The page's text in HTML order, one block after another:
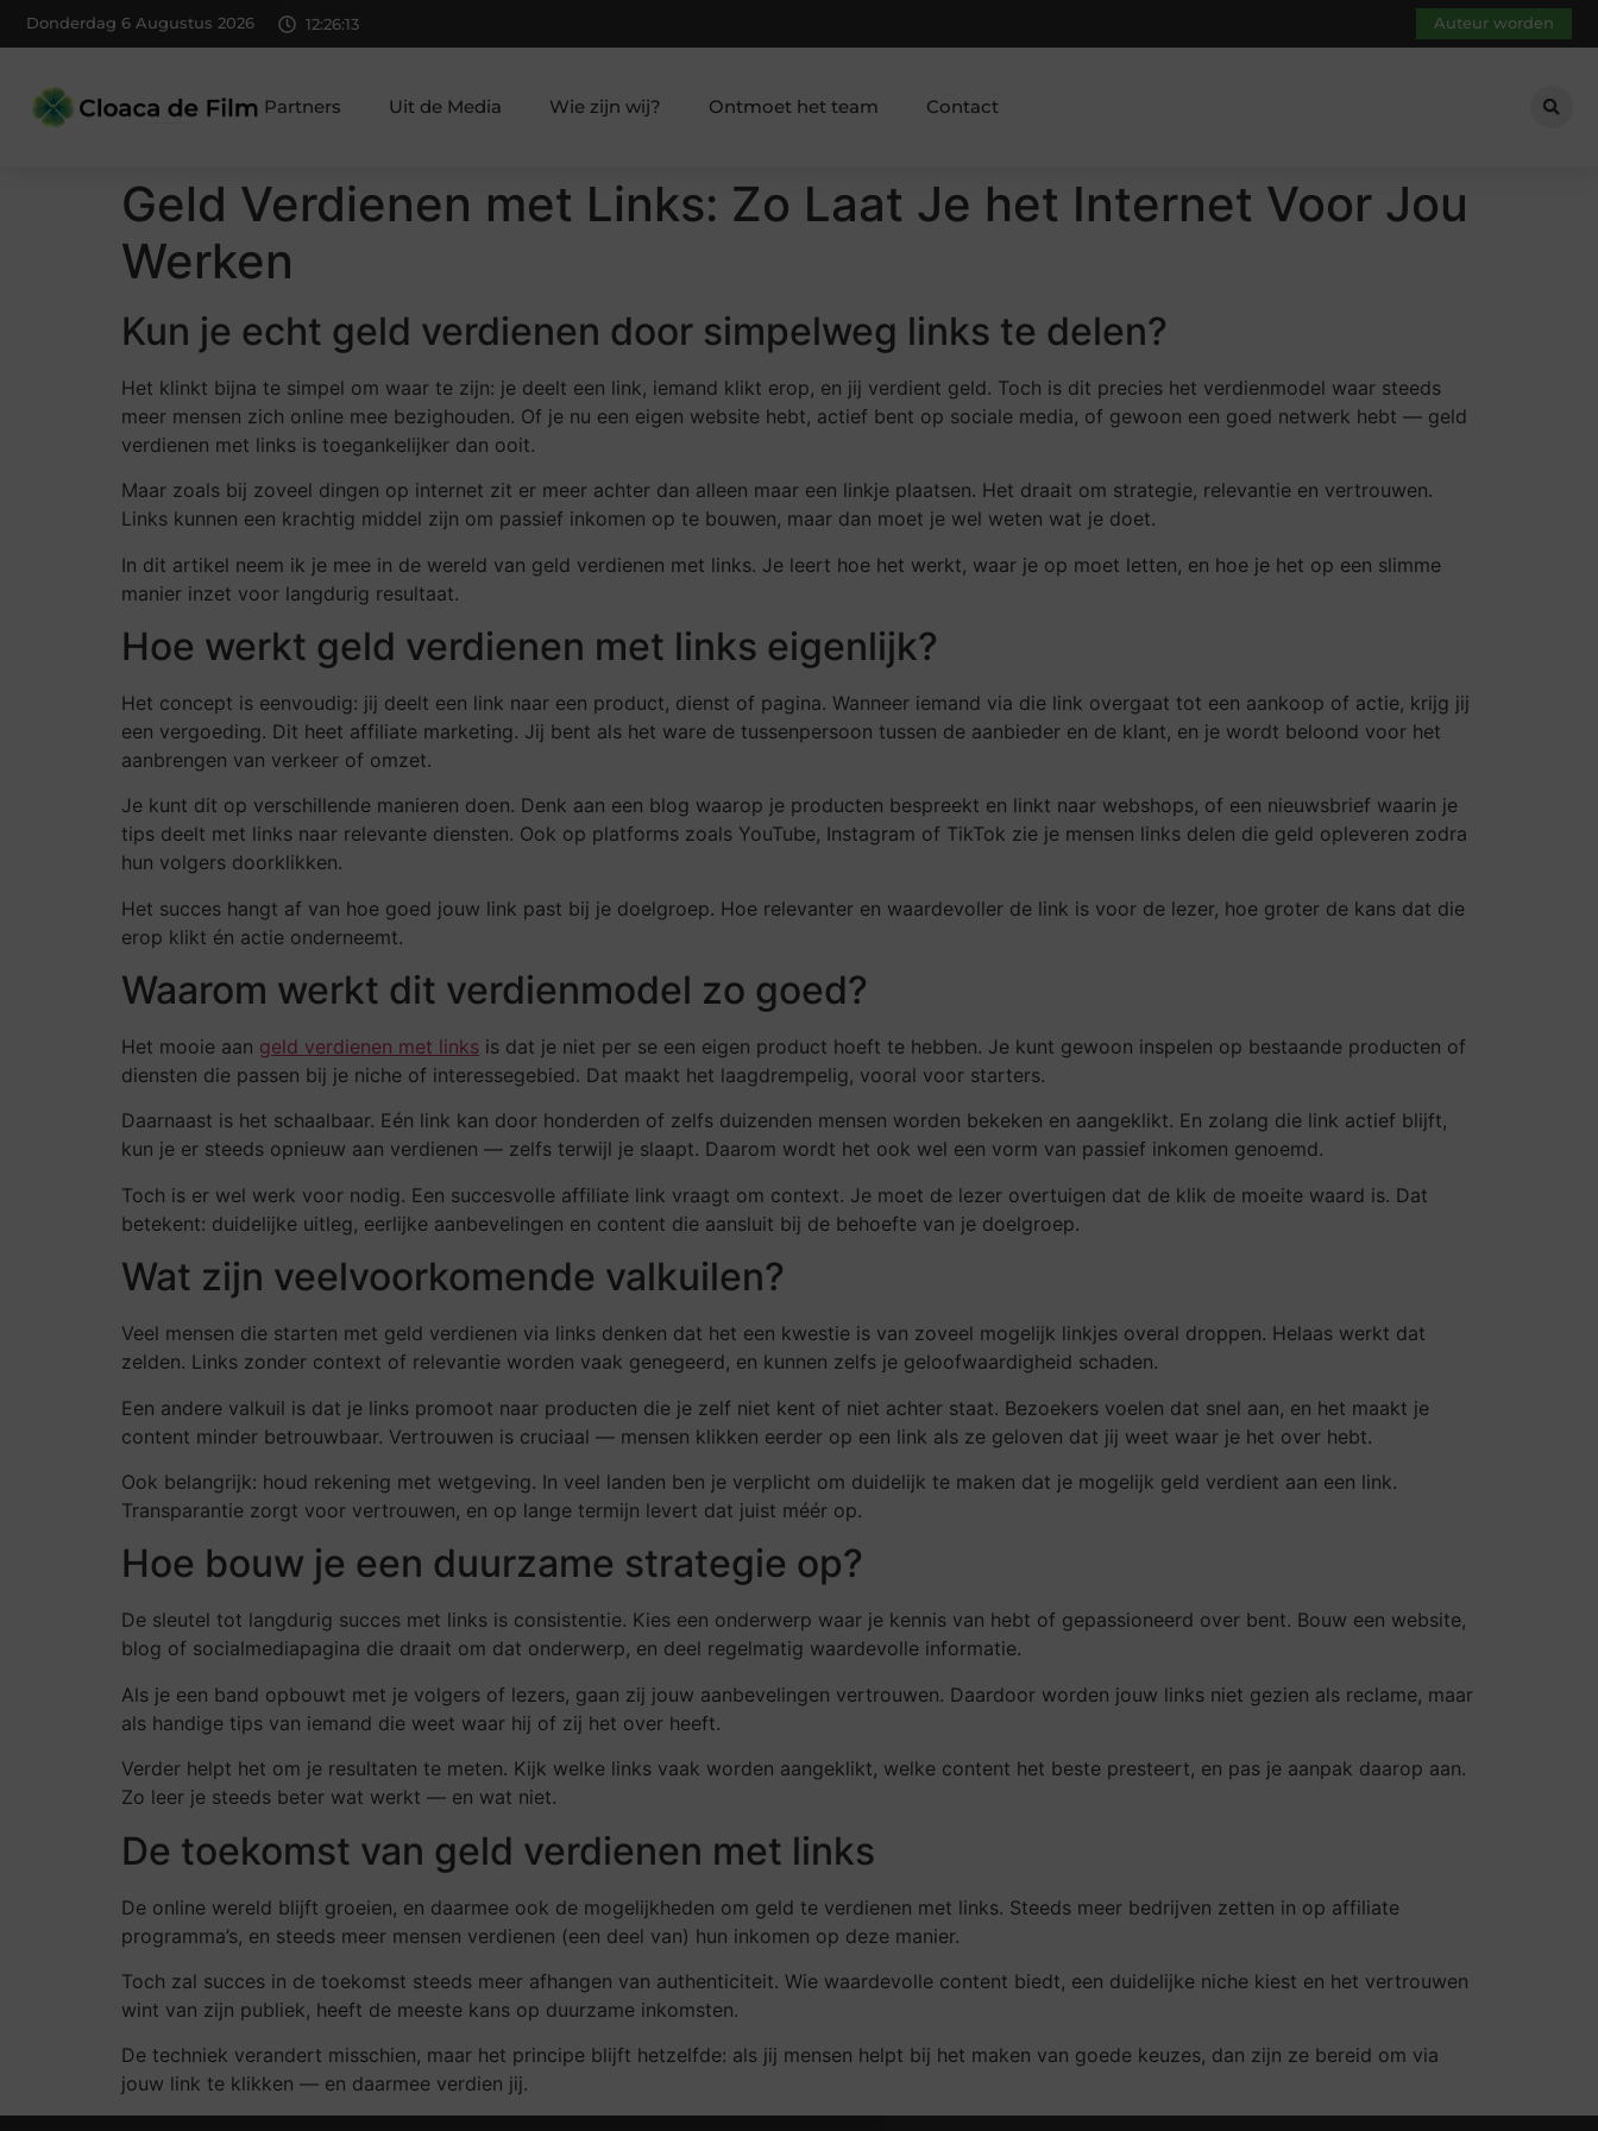
Donderdag 6 Augustus 2026 12:26:14 Auteur worden
Partners Uit de Media Wie zijn wij? Ontmoet het team Contact
Geld Verdienen met Links: Zo Laat Je het Internet Voor Jou
Werken
Kun je echt geld verdienen door simpelweg links te delen?
Het klinkt bijna te simpel om waar te zijn: je deelt een link, iemand klikt erop, en jij verdient geld. Toch is dit precies het verdienmodel waar steeds
meer mensen zich online mee bezighouden. Of je nu een eigen website hebt, actief bent op sociale media, of gewoon een goed netwerk hebt — geld
verdienen met links is toegankelijker dan ooit.
Maar zoals bij zoveel dingen op internet zit er meer achter dan alleen maar een linkje plaatsen. Het draait om strategie, relevantie en vertrouwen.
Links kunnen een krachtig middel zijn om passief inkomen op te bouwen, maar dan moet je wel weten wat je doet.
In dit artikel neem ik je mee in de wereld van geld verdienen met links. Je leert hoe het werkt, waar je op moet letten, en hoe je het op een slimme
manier inzet voor langdurig resultaat.
Hoe werkt geld verdienen met links eigenlijk?
Het concept is eenvoudig: jij deelt een link naar een product, dienst of pagina. Wanneer iemand via die link overgaat tot een aankoop of actie, krijg jij
een vergoeding. Dit heet affiliate marketing. Jij bent als het ware de tussenpersoon tussen de aanbieder en de klant, en je wordt beloond voor het
aanbrengen van verkeer of omzet.
Je kunt dit op verschillende manieren doen. Denk aan een blog waarop je producten bespreekt en linkt naar webshops, of een nieuwsbrief waarin je
tips deelt met links naar relevante diensten. Ook op platforms zoals YouTube, Instagram of TikTok zie je mensen links delen die geld opleveren zodra
hun volgers doorklikken.
Het succes hangt af van hoe goed jouw link past bij je doelgroep. Hoe relevanter en waardevoller de link is voor de lezer, hoe groter de kans dat die
erop klikt én actie onderneemt.
Waarom werkt dit verdienmodel zo goed?
Het mooie aan geld verdienen met links is dat je niet per se een eigen product hoeft te hebben. Je kunt gewoon inspelen op bestaande producten of
diensten die passen bij je niche of interessegebied. Dat maakt het laagdrempelig, vooral voor starters.
Daarnaast is het schaalbaar. Eén link kan door honderden of zelfs duizenden mensen worden bekeken en aangeklikt. En zolang die link actief blijft,
kun je er steeds opnieuw aan verdienen — zelfs terwijl je slaapt. Daarom wordt het ook wel een vorm van passief inkomen genoemd.
Toch is er wel werk voor nodig. Een succesvolle affiliate link vraagt om context. Je moet de lezer overtuigen dat de klik de moeite waard is. Dat
betekent: duidelijke uitleg, eerlijke aanbevelingen en content die aansluit bij de behoefte van je doelgroep.
Wat zijn veelvoorkomende valkuilen?
Veel mensen die starten met geld verdienen via links denken dat het een kwestie is van zoveel mogelijk linkjes overal droppen. Helaas werkt dat
zelden. Links zonder context of relevantie worden vaak genegeerd, en kunnen zelfs je geloofwaardigheid schaden.
Een andere valkuil is dat je links promoot naar producten die je zelf niet kent of niet achter staat. Bezoekers voelen dat snel aan, en het maakt je
content minder betrouwbaar. Vertrouwen is cruciaal — mensen klikken eerder op een link als ze geloven dat jij weet waar je het over hebt.
Ook belangrijk: houd rekening met wetgeving. In veel landen ben je verplicht om duidelijk te maken dat je mogelijk geld verdient aan een link.
Transparantie zorgt voor vertrouwen, en op lange termijn levert dat juist méér op.
Hoe bouw je een duurzame strategie op?
De sleutel tot langdurig succes met links is consistentie. Kies een onderwerp waar je kennis van hebt of gepassioneerd over bent. Bouw een website,
blog of socialmediapagina die draait om dat onderwerp, en deel regelmatig waardevolle informatie.
Als je een band opbouwt met je volgers of lezers, gaan zij jouw aanbevelingen vertrouwen. Daardoor worden jouw links niet gezien als reclame, maar
als handige tips van iemand die weet waar hij of zij het over heeft.
Verder helpt het om je resultaten te meten. Kijk welke links vaak worden aangeklikt, welke content het beste presteert, en pas je aanpak daarop aan.
Zo leer je steeds beter wat werkt — en wat niet.
De toekomst van geld verdienen met links
De online wereld blijft groeien, en daarmee ook de mogelijkheden om geld te verdienen met links. Steeds meer bedrijven zetten in op affiliate
programma’s, en steeds meer mensen verdienen (een deel van) hun inkomen op deze manier.
Toch zal succes in de toekomst steeds meer afhangen van authenticiteit. Wie waardevolle content biedt, een duidelijke niche kiest en het vertrouwen
wint van zijn publiek, heeft de meeste kans op duurzame inkomsten.
De techniek verandert misschien, maar het principe blijft hetzelfde: als jij mensen helpt bij het maken van goede keuzes, dan zijn ze bereid om via
jouw link te klikken — en daarmee verdien jij.